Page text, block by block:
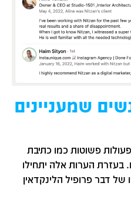
שמעניינים
פשוטות כמו כתיבת
הערות אלה יתחילו
של דבר פרופיל הלינקדאין